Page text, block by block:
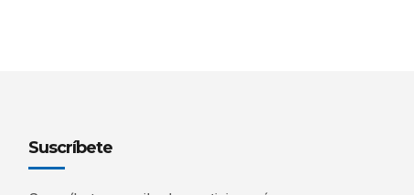
Suscríbete